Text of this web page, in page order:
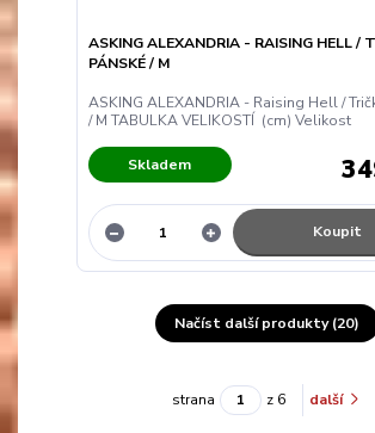
ASKING ALEXANDRIA - RAISING HELL /
PÁNSKÉ / M
ASKING ALEXANDRIA - Raising Hell /
/ M TABULKA VELIKOSTÍ (cm) Velikost
Skladem
Koupit
Načíst další produkty (20)
strana z 6 další